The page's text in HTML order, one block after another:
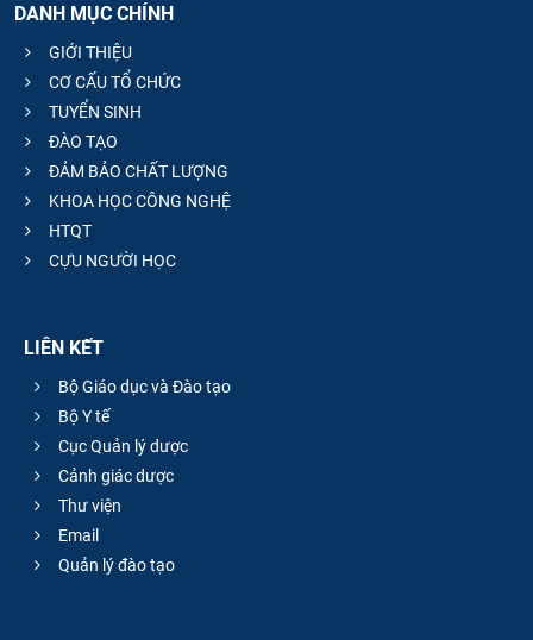
DANH MỤC CHÍNH
GIỚI THIỆU
CƠ CẤU TỔ CHỨC
TUYỂN SINH
ĐÀO TẠO
ĐẢM BẢO CHẤT LƯỢNG
KHOA HỌC CÔNG NGHỆ
HTQT
CỰU NGƯỜI HỌC
LIÊN KẾT
Bộ Giáo dục và Đào tạo
Bộ Y tế
Cục Quản lý dược
Cảnh giác dược
Thư viện
Email
Quản lý đào tạo